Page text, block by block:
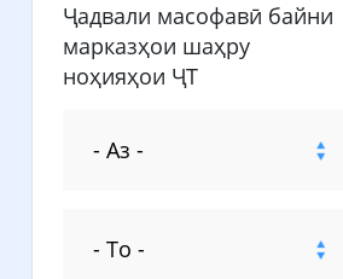
Ҷадвали масофавӣ байни
марказҳои шаҳру
ноҳияҳои ҶТ